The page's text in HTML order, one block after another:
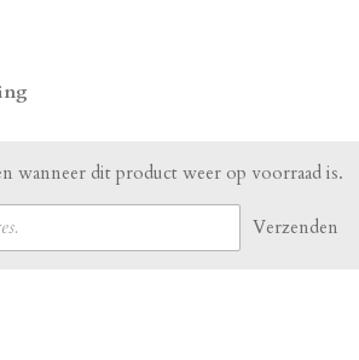
wanneer dit product weer op voorraad is.
Verzenden